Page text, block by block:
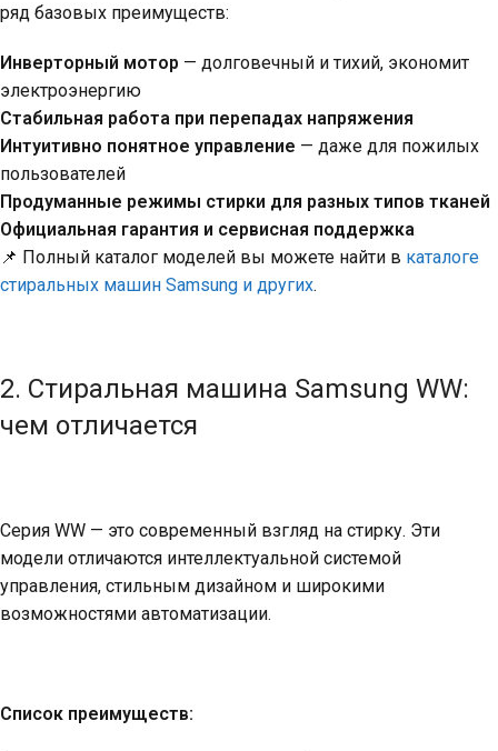
ряд базовых преимуществ:
Инверторный мотор — долговечный и тихий, экономит
электроэнергию
Стабильная работа при перепадах напряжения
Интуитивно понятное управление — даже для пожилых
пользователей
Продуманные режимы стирки для разных типов тканей
Официальная гарантия и сервисная поддержка
📌 Полный каталог моделей вы можете найти в каталоге
стиральных машин Samsung и других.
2. Стиральная машина Samsung WW:
чем отличается
Серия WW — это современный взгляд на стирку. Эти
модели отличаются интеллектуальной системой
управления, стильным дизайном и широкими
возможностями автоматизации.
Список преимуществ: